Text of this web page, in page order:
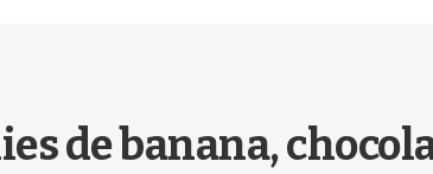
de banana,